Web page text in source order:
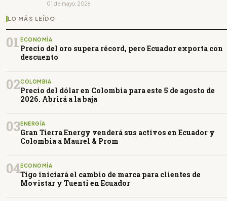
01 de mayo, 2026
LO MÁS LEÍDO
01 ECONOMÍA
Precio del oro supera récord, pero Ecuador exporta con
descuento
02COLOMBIA
Precio del dólar en Colombia para este 5 de agosto de
2026. Abrirá a la baja
03ENERGÍA
Gran Tierra Energy venderá sus activos en Ecuador y
Colombia a Maurel & Prom
04ECONOMÍA
Tigo iniciará el cambio de marca para clientes de
Movistar y Tuenti en Ecuador